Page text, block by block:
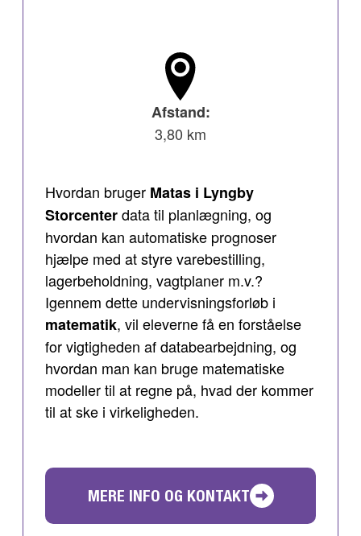
Afstand:
3,80 km
Hvordan bruger Matas i Lyngby
Storcenterdata til planlægning, og
hvordan kan automatiske prognoser
hjælpe med at styre varebestilling,
lagerbeholdning, vagtplaner m.v.?
Igennem dette undervisningsforløb i
matematik, vil eleverne få en forståelse
for vigtigheden af databearbejdning, og
hvordan man kan bruge matematiske
modeller til at regne på, hvad der kommer
til at ske i virkeligheden.
MERE INFO OG KONTAKT